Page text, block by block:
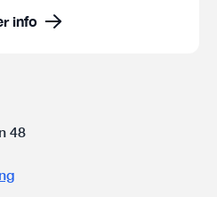
info
48